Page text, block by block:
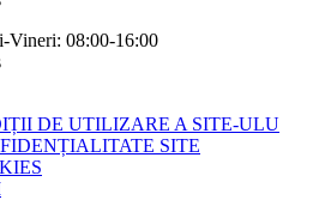
Vineri: 08:00-16:00
DE UTILIZARE A SITE-ULU
SITE